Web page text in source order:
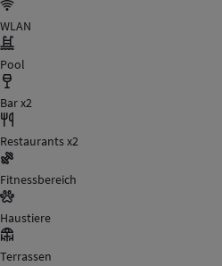
WLAN
Pool
Bar x2
Restaurants x2
Fitnessbereich
Haustiere
Terrassen